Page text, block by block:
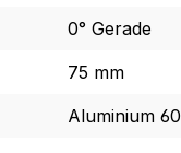
0° Gerade
75 mm
Aluminium